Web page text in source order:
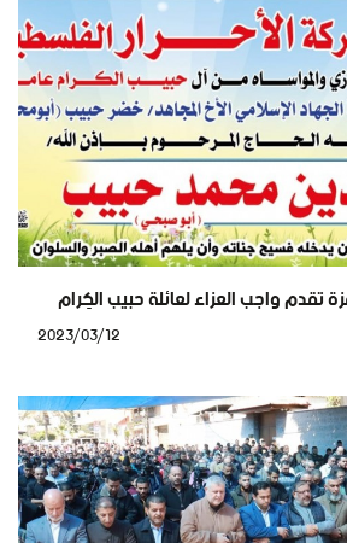
تقدم واجب العزاء لعائلة حبيب الكِرام